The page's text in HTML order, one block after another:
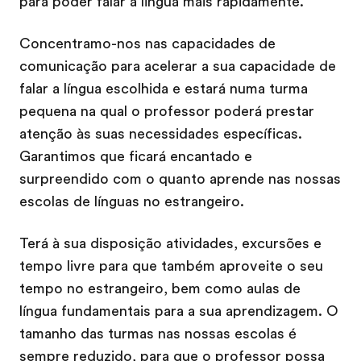
Concentramo-nos nas capacidades de
comunicação para acelerar a sua capacidade de
falar a língua escolhida e estará numa turma
pequena na qual o professor poderá prestar
atenção às suas necessidades específicas.
Garantimos que ficará encantado e
surpreendido com o quanto aprende nas nossas
escolas de línguas no estrangeiro.
Terá à sua disposição atividades, excursões e
tempo livre para que também aproveite o seu
tempo no estrangeiro, bem como aulas de
língua fundamentais para a sua aprendizagem. O
tamanho das turmas nas nossas escolas é
sempre reduzido, para que o professor possa